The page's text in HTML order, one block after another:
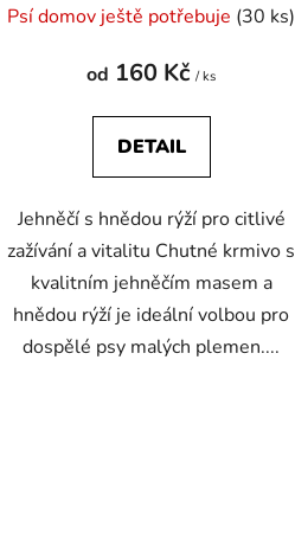
Psí domov ještě potřebuje (30 ks)
od 160 Kč/ ks
DETAIL
Jehněčí s hnědou rýží pro citlivé
zažívání a vitalitu Chutné krmivo s
kvalitním jehněčím masem a
hnědou rýží je ideální volbou pro
dospělé psy malých plemen....